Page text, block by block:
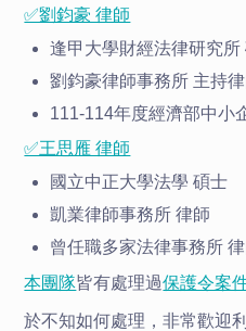
✅劉鈞豪 律師
逢甲大學財經法律研究所
劉鈞豪律師事務所 主持
111-114年度經濟部中小
✅王思雁 律師
國立中正大學法學 碩士
凱業律師事務所 律師
曾任職多家法律事務所
本團隊皆有處理過保護令案
於不知如何處理，非常歡迎